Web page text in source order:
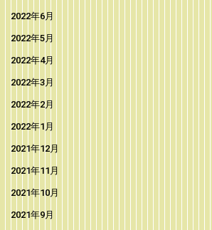
2022年6月
2022年5月
2022年4月
2022年3月
2022年2月
2022年1月
2021年12月
2021年11月
2021年10月
2021年9月